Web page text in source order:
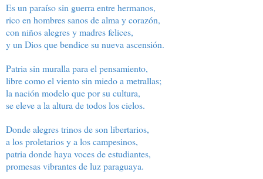
Es un paraíso sin guerra entre hermanos,
rico en hombres sanos de alma y corazón,
con niños alegres y madres felices,
y un Dios que bendice su nueva ascensión.
Patria sin muralla para el pensamiento,
libre como el viento sin miedo a metrallas;
la nación modelo que por su cultura,
se eleve a la altura de todos los cielos.
Donde alegres trinos de son libertarios,
a los proletarios y a los campesinos,
patria donde haya voces de estudiantes,
promesas vibrantes de luz paraguaya.